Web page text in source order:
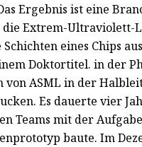
Ergebnis ist eine
die Extrem-Ultraviolett-
eines Chips
Doktortitel. in der
von ASML in der
Es dauerte vier
Teams mit der
baute. Im